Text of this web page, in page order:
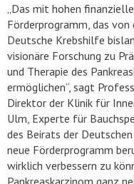
„Das mit hohen
Förderprogramm, das
Deutsche Krebshilfe
visionäre Forschung zu
und Therapie des
ermöglichen“, sagt
Direktor der Klinik für
Ulm, Experte für
des Beirats der
neue Förderprogramm
wirklich verbessern zu
Pankreaskarzinom ganz